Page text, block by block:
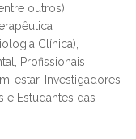
outros),
Clínica),
Profissionais
estar, Investigadores
e Estudantes das